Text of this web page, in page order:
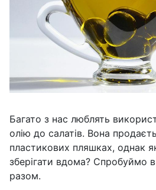
Багато з нас люблять
олію до салатів. Вона
пластикових пляшках, однак
зберігати вдома? Спробуймо
разом.